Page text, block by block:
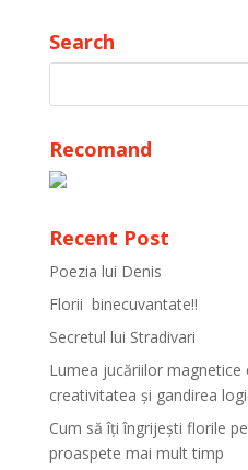
Search
Recomand
Recent Post
Poezia lui Denis
Florii binecuvantate!!
Secretul lui Stradivari
Lumea jucăriilor
creativitatea și gandirea
Cum să îți îngrijești florile
proaspete mai mult timp